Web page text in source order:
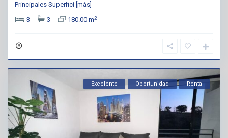
Principales Superfici [más]
3
3 180.00 m2
Excelente Oportunidad Renta